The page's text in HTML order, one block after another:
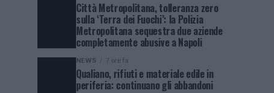
Città Metropolitana, tolleranza zero
sulla ‘Terra dei Fuochi’: la Polizia
Metropolitana sequestra due aziende
completamente abusive a Napoli
NEWS 7 ore fa
Qualiano, rifiuti e materiale edile in
periferia: continuano gli abbandoni